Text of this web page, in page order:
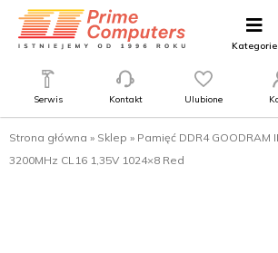
Kategorie
Serwis Kontakt Ulubione
Strona główna » Sklep » Pamięć DDR4 GOODRAM
3200MHz CL16 1,35V 1024×8 Red